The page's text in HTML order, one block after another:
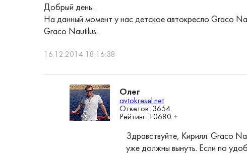
Добрый день.
На данный момент у нас детское автокресло Graco
Graco Nautilus.
16.12.2014 18:16:38
Олег
avtokresel.net
Ответов: 3654
Рейтинг:
10680 +
Здравствуйте, Кирилл. Graco
уже должны вынуть. Если по